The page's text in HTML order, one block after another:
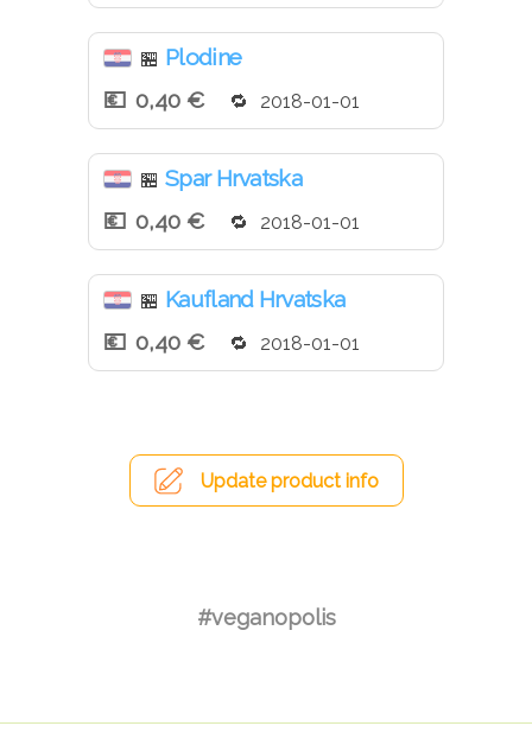
🏪 Plodine
0,40 €
2018-01-01
🏪 Spar Hrvatska
0,40 €
2018-01-01
🏪 Kaufland Hrvatska
0,40 €
2018-01-01
Update product info
#veganopolis